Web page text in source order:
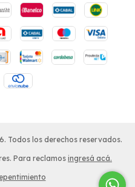
Todos los derechos reservados.
Para reclamos ingresá acá.